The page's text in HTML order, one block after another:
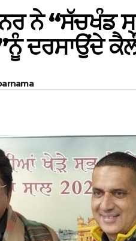
ਨੇ “ਸੱਚਖੰਡ
ਦਰਸਾਉਂਦੇ